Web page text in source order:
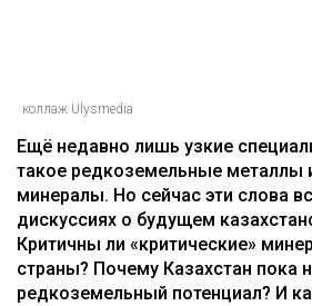
коллаж Ulysmedia
Ещё недавно лишь узкие
такое редкоземельные металлы
минералы. Но сейчас эти слова
дискуссиях о будущем
Критичны ли «критические»
страны? Почему Казахстан пока
редкоземельный потенциал? И